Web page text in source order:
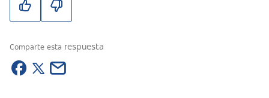
Comparte esta respuesta